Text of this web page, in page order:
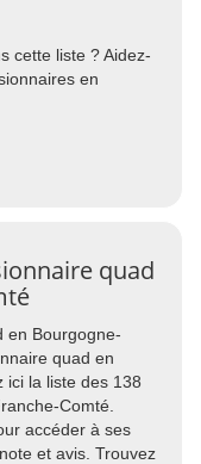
cette liste ? Aidez-
en
quad
en Bourgogne-
quad en
ici la liste des 138
Comté.
accéder à ses
et avis. Trouvez